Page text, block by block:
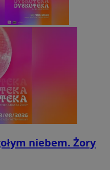
niebem. Żory